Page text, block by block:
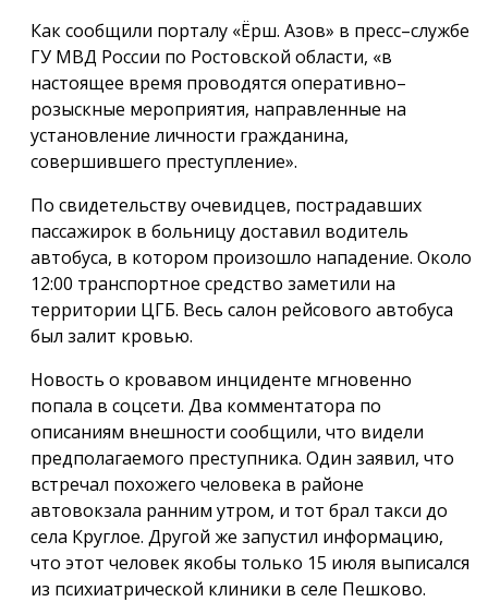
Как сообщили порталу «Ёрш. Азов» в пресс–службе
ГУ МВД России по Ростовской области, «в
настоящее время проводятся оперативно–
розыскные мероприятия, направленные на
установление личности гражданина,
совершившего преступление».
По свидетельству очевидцев, пострадавших
пассажирок в больницу доставил водитель
автобуса, в котором произошло нападение. Около
12:00 транспортное средство заметили на
территории ЦГБ. Весь салон рейсового автобуса
был залит кровью.
Новость о кровавом инциденте мгновенно
попала в соцсети. Два комментатора по
описаниям внешности сообщили, что видели
предполагаемого преступника. Один заявил, что
встречал похожего человека в районе
автовокзала ранним утром, и тот брал такси до
села Круглое. Другой же запустил информацию,
что этот человек якобы только 15 июля выписался
из психиатрической клиники в селе Пешково.